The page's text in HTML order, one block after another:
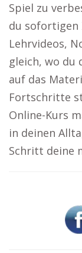
Spiel zu
du sofortigen
Lehrvideos,
gleich, wo du
auf das
Fortschritte
Online-Kurs
in deinen
Schritt deine